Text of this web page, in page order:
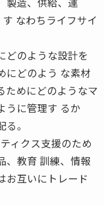
なわちライフサイ
どのような設計を
にどのよう な素材
ためにどのようなマ
うに管理す るか
。
ィクス支援のため
、教育 訓練、情報
お互いにトレード